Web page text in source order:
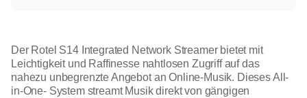
Der Rotel S14 Integrated Network Streamer bietet mit
Leichtigkeit und Raffinesse nahtlosen Zugriff auf das
nahezu unbegrenzte Angebot an Online-Musik. Dieses All-
in-One- System streamt Musik direkt von gängigen